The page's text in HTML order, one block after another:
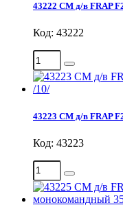
43222 СМ д/в FRAP
Код: 43222
43223 СМ д/в FRAP
Код: 43223